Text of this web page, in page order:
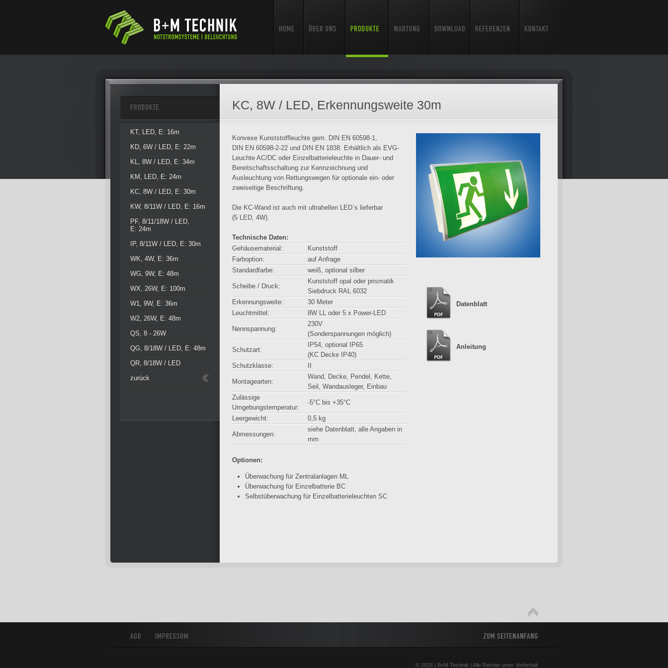
KC, 8W / LED, Erkennungsweite 30m
Konvexe Kunststoffleuchte gem. DIN EN 60598-1,
DIN EN 60598-2-22 und DIN EN 1838. Erhältlich als EVG-
Leuchte AC/DC oder Einzelbatterieleuchte in Dauer- und
Bereitschaftsschaltung zur Kennzeichnung und
Ausleuchtung von Rettungswegen für optionale ein- oder
zweiseitige Beschriftung.
Die KC-Wand ist auch mit ultrahellen LED`s lieferbar
(5 LED, 4W).
Technische Daten:
Gehäusematerial:
Kunststoff
Farboption:
auf Anfrage
Standardfarbe:
weiß, optional silber
Scheibe / Druck:
Kunststoff opal oder prismatik
Siebdruck RAL 6032
Erkennungsweite:
30 Meter
Leuchtmittel:
8W LL oder 5 x Power-LED
Nennspannung:
230V
(Sonderspannungen möglich)
Schutzart:
IP54, optional IP65
(KC Decke IP40)
Schutzklasse:
Montagearten:
Wand, Decke, Pendel, Kette,
Seil, Wandausleger, Einbau
Zulässige
Umgebungstemperatur:
-5°C bis +35°C
Leergewicht: 0,5 kg
Abmessungen:
siehe Datenblatt, alle Angaben in
mm
Optionen:
Überwachung für Zentralanlagen ML
Überwachung für Einzelbatterie BC
Selbstüberwachung für Einzelbatterieleuchten SC
Datenblatt
Anleitung
KT, LED, E: 16m
KD, 6W / LED, E: 22m
KL, 8W / LED, E: 34m
KM, LED, E: 24m
KC, 8W / LED, E: 30m
KW, 8/11W / LED, E: 16m
PF, 8/11/18W / LED,
E: 24m
IP, 8/11W / LED, E: 30m
WK, 4W, E: 36m
WG, 9W, E: 48m
WX, 26W, E: 100m
W1, 9W, E: 36m
W2, 26W, E: 48m
QS, 8 - 26W
QG, 8/18W / LED, E: 48m
QR, 8/18W / LED
zurück
© 2026 | B+M Technik | Alle Rechte unter Vorbehalt